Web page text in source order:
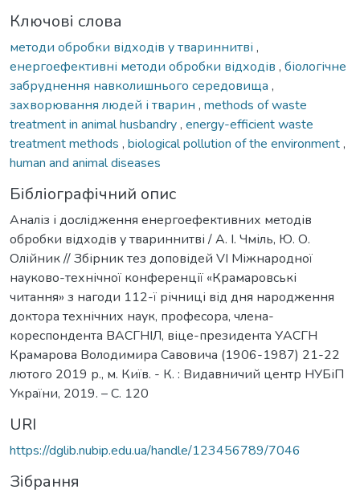
Ключові слова
методи обробки відходів у твариннитві ,
енергоефективні методи обробки відходів , біологічне
забруднення навколишнього середовища ,
захворювання людей і тварин , methods of waste
treatment in animal husbandry, energy-efficient waste
treatment methods , biological pollution of the environment,
human and animal diseases
Бібліографічний опис
Аналіз і дослідження енергоефективних методів
обробки відходів у твариннитві / А. І. Чміль, Ю. О.
Олійник // Збірник тез доповідей VI Міжнародної
науково-технічної конференції «Крамаровські
читання» з нагоди 112-ї річниці від дня народження
доктора технічних наук, професора, члена-
кореспондента ВАСГНІЛ, віце-президента УАСГН
Крамарова Володимира Савовича (1906-1987) 21-22
лютого 2019 р., м. Київ. - К. : Видавничий центр НУБіП
України, 2019. – C. 120
URI
https://dglib.nubip.edu.ua/handle/123456789/7046
Зібрання